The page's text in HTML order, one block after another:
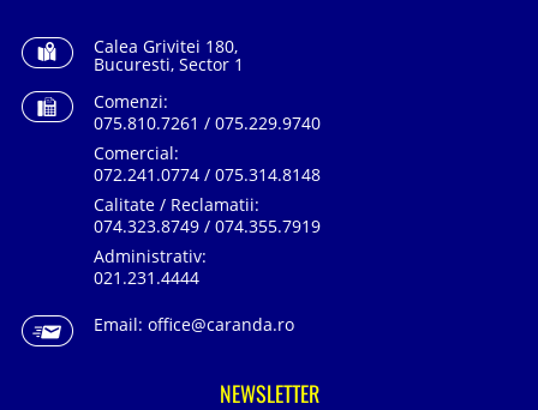
Calea Grivitei 180,
Bucuresti, Sector 1
Comenzi:
075.810.7261 / 075.229.9740
Comercial:
072.241.0774 / 075.314.8148
Calitate / Reclamatii:
074.323.8749 / 074.355.7919
Administrativ:
021.231.4444
Email: office@caranda.ro
NEWSLETTER